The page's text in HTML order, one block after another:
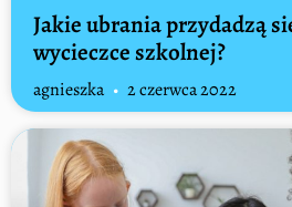
Jakie ubrania przydadzą
wycieczce szkolnej?
agnieszka 2 czerwca 2022